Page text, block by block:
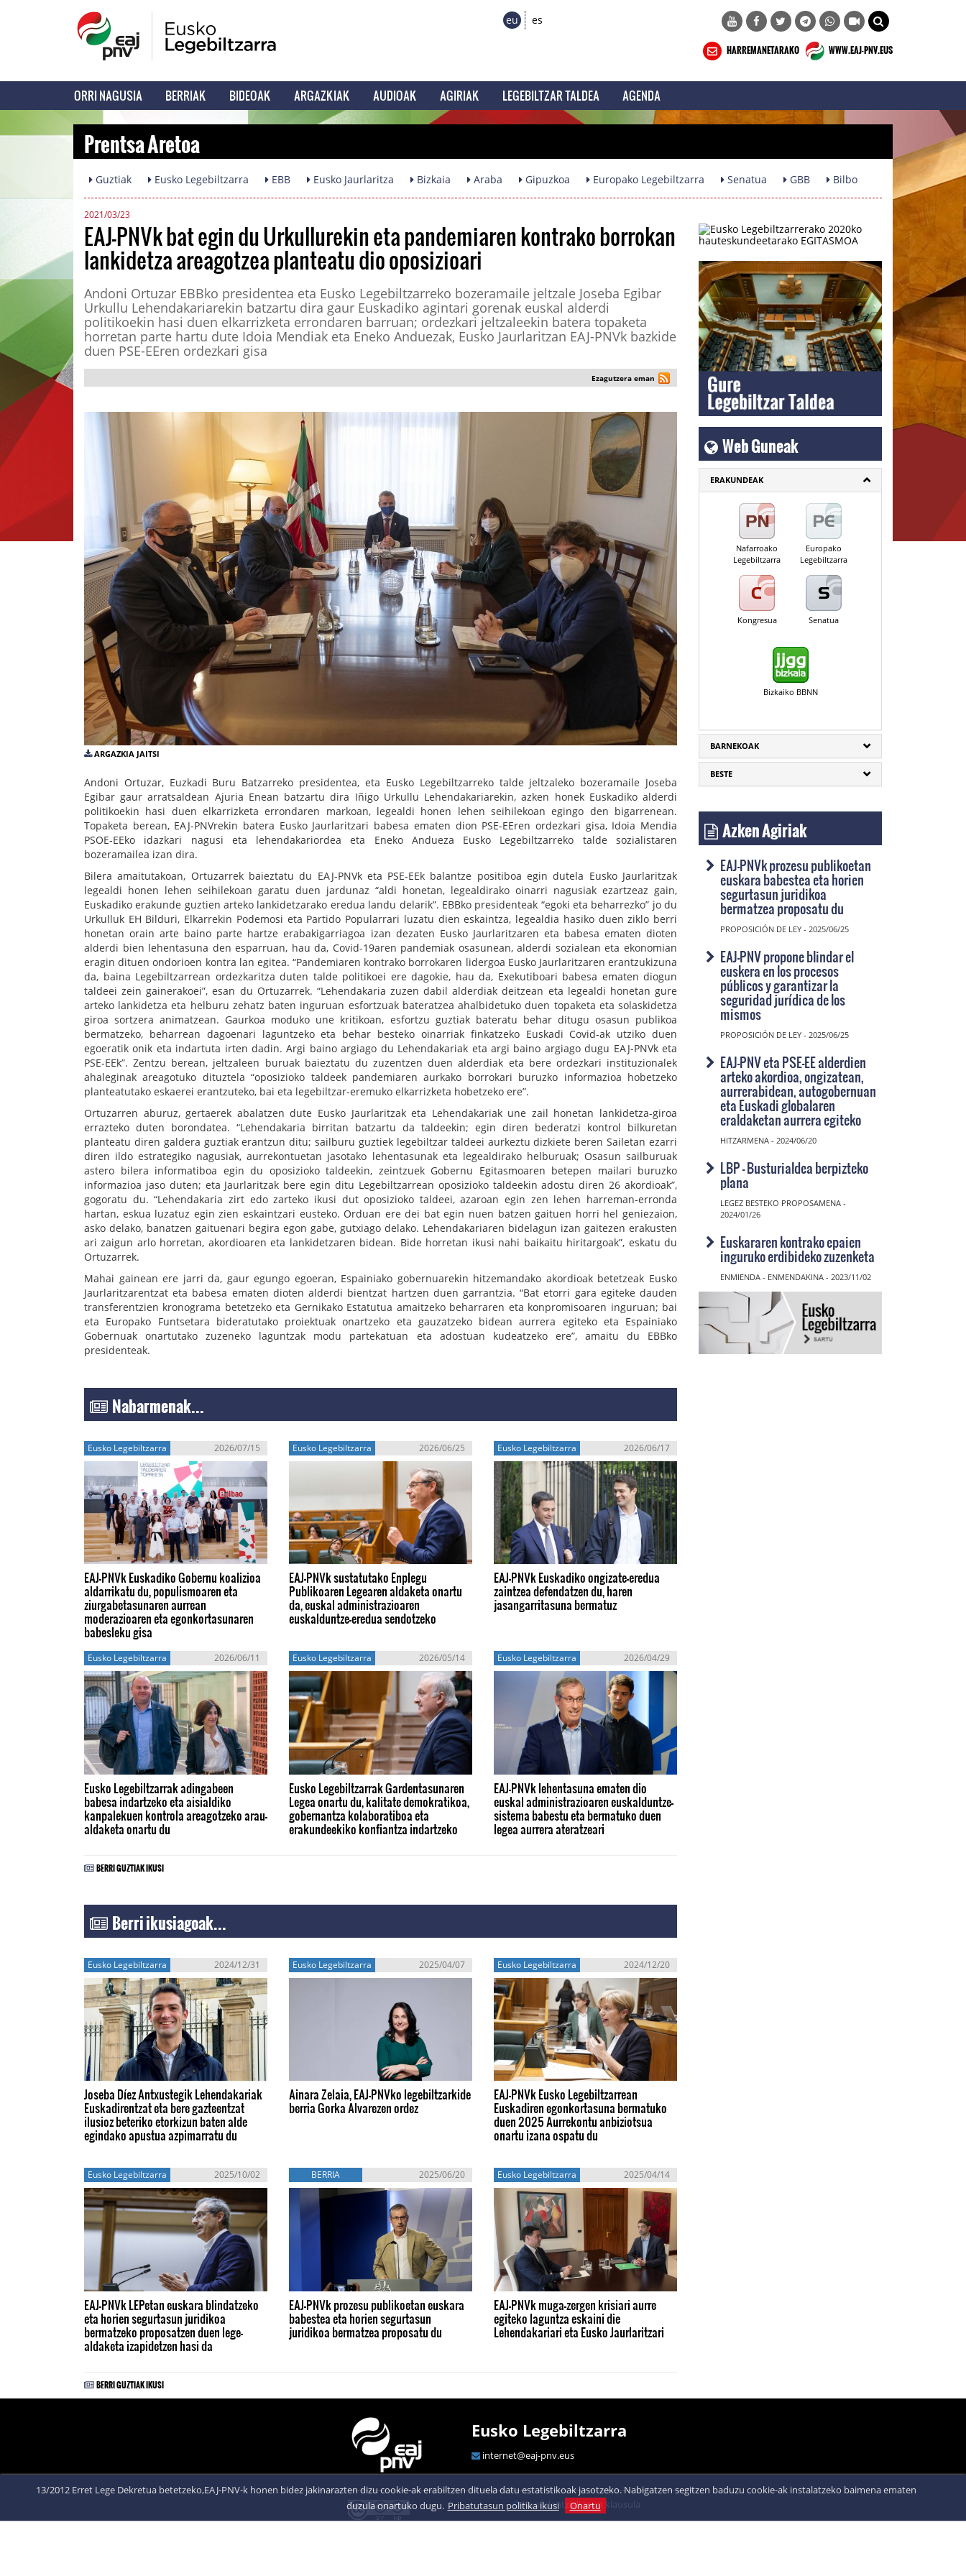
eu es
HARREMANETARAKO WWW.EAJ-PNV.EUS
ORRI NAGUSIA BERRIAK BIDEOAK ARGAZKIAK AUDIOAK AGIRIAK LEGEBILTZAR TALDEA AGENDA
Prentsa Aretoa
Guztiak Eusko Legebiltzarra EBB Eusko Jaurlaritza Bizkaia Araba Gipuzkoa Europako Legebiltzarra Senatua GBB Bilbo
2021/03/23
EAJ-PNVk bat egin du Urkullurekin eta pandemiaren kontrako borrokan
lankidetza areagotzea planteatu dio oposizioari
Andoni Ortuzar EBBko presidentea eta Eusko Legebiltzarreko bozeramaile jeltzale Joseba Egibar
Urkullu Lehendakariarekin batzartu dira gaur Euskadiko agintari gorenak euskal alderdi
politikoekin hasi duen elkarrizketa errondaren barruan; ordezkari jeltzaleekin batera topaketa
horretan parte hartu dute Idoia Mendiak eta Eneko Anduezak, Eusko Jaurlaritzan EAJ-PNVk bazkide
duen PSE-EEren ordezkari gisa
Ezagutzera eman
ARGAZKIA JAITSI
Andoni Ortuzar, Euzkadi Buru Batzarreko presidentea, eta Eusko Legebiltzarreko talde jeltzaleko bozeramaile Joseba
Egibar gaur arratsaldean Ajuria Enean batzartu dira Iñigo Urkullu Lehendakariarekin, azken honek Euskadiko alderdi
politikoekin hasi duen elkarrizketa errondaren markoan, legealdi honen lehen seihilekoan egingo den bigarrenean.
Topaketa berean, EAJ-PNVrekin batera Eusko Jaurlaritzari babesa ematen dion PSE-EEren ordezkari gisa, Idoia Mendia
PSOE-EEko idazkari nagusi eta lehendakariordea eta Eneko Andueza Eusko Legebiltzarreko talde sozialistaren
bozeramailea izan dira.
Bilera amaitutakoan, Ortuzarrek baieztatu du EAJ-PNVk eta PSE-EEk balantze positiboa egin dutela Eusko Jaurlaritzak
legealdi honen lehen seihilekoan garatu duen jardunaz “aldi honetan, legealdirako oinarri nagusiak ezartzeaz gain,
Euskadiko erakunde guztien arteko lankidetzarako eredua landu delarik”. EBBko presidenteak “egoki eta beharrezko” jo du
Urkulluk EH Bilduri, Elkarrekin Podemosi eta Partido Popularrari luzatu dien eskaintza, legealdia hasiko duen ziklo berri
honetan orain arte baino parte hartze erabakigarriagoa izan dezaten Eusko Jaurlaritzaren eta babesa ematen dioten
alderdi bien lehentasuna den esparruan, hau da, Covid-19aren pandemiak osasunean, alderdi sozialean eta ekonomian
eragin dituen ondorioen kontra lan egitea. “Pandemiaren kontrako borrokaren lidergoa Eusko Jaurlaritzaren erantzukizuna
da, baina Legebiltzarrean ordezkaritza duten talde politikoei ere dagokie, hau da, Exekutiboari babesa ematen diogun
taldeei zein gainerakoei”, esan du Ortuzarrek. “Lehendakaria zuzen dabil alderdiak deitzean eta legealdi honetan gure
arteko lankidetza eta helburu zehatz baten inguruan esfortzuak bateratzea ahalbidetuko duen topaketa eta solaskidetza
giroa sortzera animatzean. Gaurkoa moduko une kritikoan, esfortzu guztiak bateratu behar ditugu osasun publikoa
bermatzeko, beharrean dagoenari laguntzeko eta behar besteko oinarriak finkatzeko Euskadi Covid-ak utziko duen
egoeratik onik eta indartuta irten dadin. Argi baino argiago du Lehendakariak eta argi baino argiago dugu EAJ-PNVk eta
PSE-EEk”. Zentzu berean, jeltzaleen buruak baieztatu du zuzentzen duen alderdiak eta bere ordezkari instituzionalek
ahaleginak areagotuko dituztela “oposizioko taldeek pandemiaren aurkako borrokari buruzko informazioa hobetzeko
planteatutako eskaerei erantzuteko, bai eta legebiltzar-eremuko elkarrizketa hobetzeko ere”.
Ortuzarren aburuz, gertaerek abalatzen dute Eusko Jaurlaritzak eta Lehendakariak une zail honetan lankidetza-giroa
errazteko duten borondatea. “Lehendakaria birritan batzartu da taldeekin; egin diren bederatzi kontrol bilkuretan
planteatu diren galdera guztiak erantzun ditu; sailburu guztiek legebiltzar taldeei aurkeztu dizkiete beren Sailetan ezarri
diren ildo estrategiko nagusiak, aurrekontuetan jasotako lehentasunak eta legealdirako helburuak; Osasun sailburuak
astero bilera informatiboa egin du oposizioko taldeekin, zeintzuek Gobernu Egitasmoaren betepen mailari buruzko
informazioa jaso duten; eta Jaurlaritzak bere egin ditu Legebiltzarrean oposizioko taldeekin adostu diren 26 akordioak”,
gogoratu du. “Lehendakaria zirt edo zarteko ikusi dut oposizioko taldeei, azaroan egin zen lehen harreman-erronda
hartan, eskua luzatuz egin zien eskaintzari eusteko. Orduan ere dei bat egin nuen batzen gaituen horri hel geniezaion,
asko delako, banatzen gaituenari begira egon gabe, gutxiago delako. Lehendakariaren bidelagun izan gaitezen erakusten
ari zaigun arlo horretan, akordioaren eta lankidetzaren bidean. Bide horretan ikusi nahi baikaitu hiritargoak”, eskatu du
Ortuzarrek.
Mahai gainean ere jarri da, gaur egungo egoeran, Espainiako gobernuarekin hitzemandako akordioak betetzeak Eusko
Jaurlaritzarentzat eta babesa ematen dioten alderdi bientzat hartzen duen garrantzia. “Bat etorri gara egiteke dauden
transferentzien kronograma betetzeko eta Gernikako Estatutua amaitzeko beharraren eta konpromisoaren inguruan; bai
eta Europako Funtsetara bideratutako proiektuak onartzeko eta gauzatzeko bidean aurrera egiteko eta Espainiako
Gobernuak onartutako zuzeneko laguntzak modu partekatuan eta adostuan kudeatzeko ere”, amaitu du EBBko
presidenteak.
Nabarmenak...
Eusko Legebiltzarra 2026/07/15
EAJ-PNVk Euskadiko Gobernu koalizioa
aldarrikatu du, populismoaren eta
ziurgabetasunaren aurrean
moderazioaren eta egonkortasunaren
babesleku gisa
Eusko Legebiltzarra 2026/06/25
EAJ-PNVk sustatutako Enplegu
Publikoaren Legearen aldaketa onartu
da, euskal administrazioaren
euskalduntze-eredua sendotzeko
Eusko Legebiltzarra 2026/06/17
EAJ-PNVk Euskadiko ongizate-eredua
zaintzea defendatzen du, haren
jasangarritasuna bermatuz
Eusko Legebiltzarra 2026/06/11
Eusko Legebiltzarrak adingabeen
babesa indartzeko eta aisialdiko
kanpalekuen kontrola areagotzeko arau-
aldaketa onartu du
Eusko Legebiltzarra 2026/05/14
Eusko Legebiltzarrak Gardentasunaren
Legea onartu du, kalitate demokratikoa,
gobernantza kolaboratiboa eta
erakundeekiko konfiantza indartzeko
Eusko Legebiltzarra 2026/04/29
EAJ-PNVk lehentasuna ematen dio
euskal administrazioaren euskalduntze-
sistema babestu eta bermatuko duen
legea aurrera ateratzeari
BERRI GUZTIAK IKUSI
Berri ikusiagoak...
Eusko Legebiltzarra 2024/12/31
Joseba Díez Antxustegik Lehendakariak
Euskadirentzat eta bere gazteentzat
ilusioz beteriko etorkizun baten alde
egindako apustua azpimarratu du
Eusko Legebiltzarra 2025/04/07
Ainara Zelaia, EAJ-PNVko legebiltzarkide
berria Gorka Alvarezen ordez
Eusko Legebiltzarra 2024/12/20
EAJ-PNVk Eusko Legebiltzarrean
Euskadiren egonkortasuna bermatuko
duen 2025 Aurrekontu anbiziotsua
onartu izana ospatu du
Eusko Legebiltzarra 2025/10/02
EAJ-PNVk LEPetan euskara blindatzeko
eta horien segurtasun juridikoa
bermatzeko proposatzen duen lege-
aldaketa izapidetzen hasi da
BERRIA 2025/06/20
EAJ-PNVk prozesu publikoetan euskara
babestea eta horien segurtasun
juridikoa bermatzea proposatu du
Eusko Legebiltzarra 2025/04/14
EAJ-PNVk muga-zergen krisiari aurre
egiteko laguntza eskaini die
Lehendakariari eta Eusko Jaurlaritzari
BERRI GUZTIAK IKUSI
Web Guneak
ERAKUNDEAK
Nafarroako
Legebiltzarra
Europako
Legebiltzarra
Kongresua Senatua
Bizkaiko BBNN
BARNEKOAK
BESTE
Azken Agiriak
EAJ-PNVk prozesu publikoetan
euskara babestea eta horien
segurtasun juridikoa
bermatzea proposatu du
PROPOSICIÓN DE LEY - 2025/06/25
EAJ-PNV propone blindar el
euskera en los procesos
públicos y garantizar la
seguridad jurídica de los
mismos
PROPOSICIÓN DE LEY - 2025/06/25
EAJ-PNV eta PSE-EE alderdien
arteko akordioa, ongizatean,
aurrerabidean, autogobernuan
eta Euskadi globalaren
eraldaketan aurrera egiteko
HITZARMENA - 2024/06/20
LBP - Busturialdea berpizteko
plana
LEGEZ BESTEKO PROPOSAMENA -
2024/01/26
Euskararen kontrako epaien
inguruko erdibideko zuzenketa
ENMIENDA - ENMENDAKINA - 2023/11/02
Eusko Legebiltzarra
internet@eaj-pnv.eus
Konfidentzialtasun klausula
13/2012 Erret Lege Dekretua betetzeko,EAJ-PNV-k honen bidez jakinarazten dizu cookie-ak erabiltzen dituela datu estatistikoak jasotzeko. Nabigatzen segitzen baduzu cookie-ak instalatzeko baimena ematen
duzula onartuko dugu. Pribatutasun politika ikusi Onartu